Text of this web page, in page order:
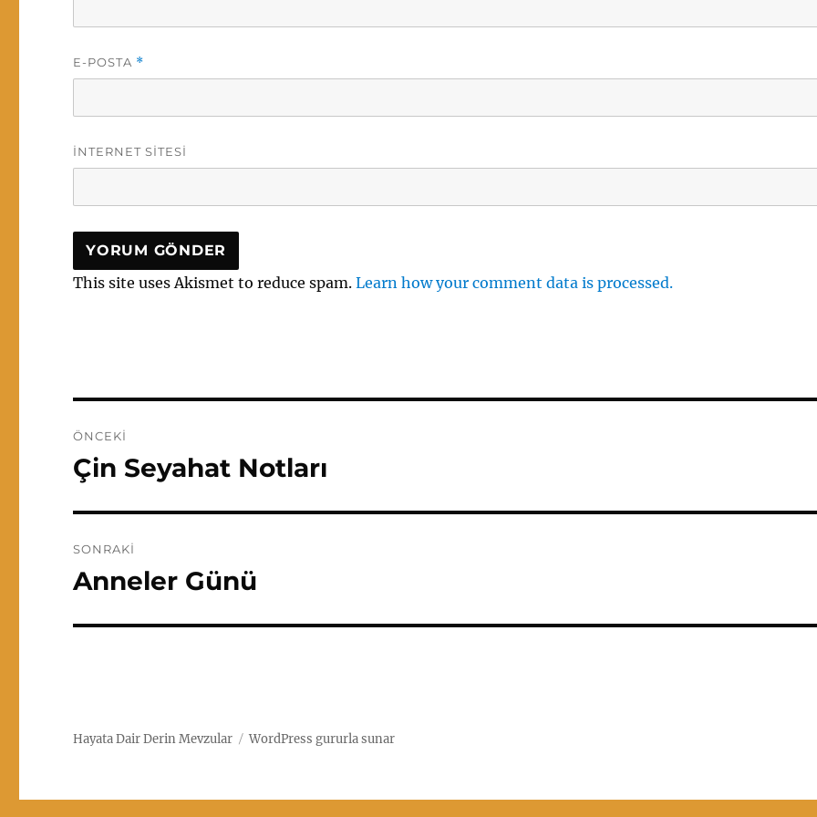
E-POSTA *
İNTERNET SITESI
This site uses Akismet to reduce spam.Learn how your comment data is processed.
gezinmesi
ÖNCEKI
Önceki
yazı:
Çin Seyahat Notları
SONRAKI
Sonraki
Anneler Günü
Hayata Dair Derin Mevzular WordPress gururla sunar